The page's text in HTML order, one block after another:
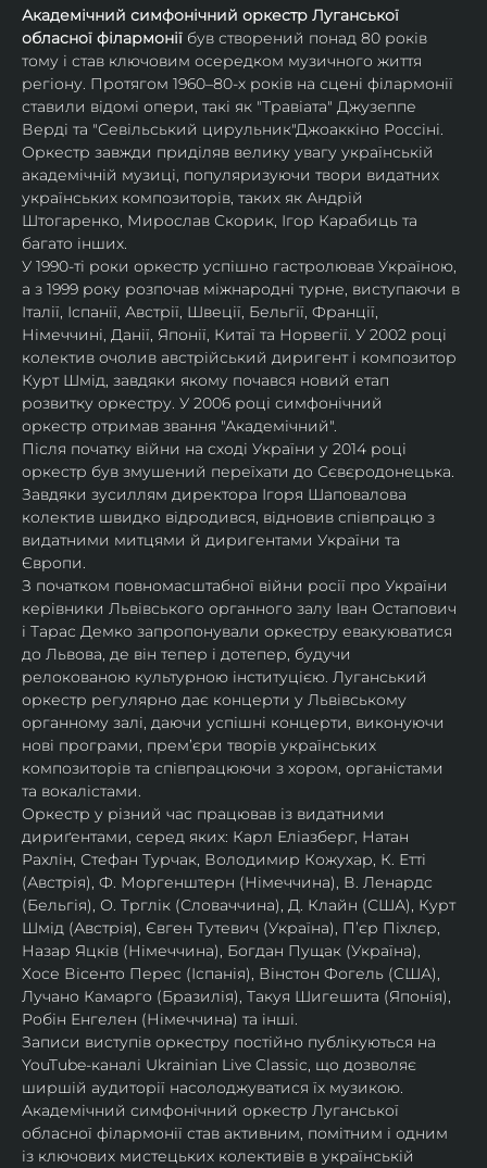
Академічний симфонічний оркестр Луганської
обласної філармонії був створений понад 80 років
тому і став ключовим осередком музичного життя
регіону. Протягом 1960–80-х років на сцені філармонії
ставили відомі опери, такі як "Травіата" Джузеппе
Верді та "Севільський цирульник"Джоаккіно Россіні.
Оркестр завжди приділяв велику увагу українській
академічній музиці, популяризуючи твори видатних
українських композиторів, таких як Андрій
Штогаренко, Мирослав Скорик, Ігор Карабиць та
багато інших.
У 1990-ті роки оркестр успішно гастролював Україною,
а з 1999 року розпочав міжнародні турне, виступаючи в
Італії, Іспанії, Австрії, Швеції, Бельгії, Франції,
Німеччині, Данії, Японії, Китаї та Норвегії. У 2002 році
колектив очолив австрійський диригент і композитор
Курт Шмід, завдяки якому почався новий етап
розвитку оркестру. У 2006 році симфонічний
оркестр отримав звання "Академічний".
Після початку війни на сході України у 2014 році
оркестр був змушений переїхати до Сєвєродонецька.
Завдяки зусиллям директора Ігоря Шаповалова
колектив швидко відродився, відновив співпрацю з
видатними митцями й диригентами України та
Європи.
З початком повномасштабної війни росії про України
керівники Львівського органного залу Іван Остапович
і Тарас Демко запропонували оркестру евакуюватися
до Львова, де він тепер і дотепер, будучи
релокованою культурною інституцією. Луганський
оркестр регулярно дає концерти у Львівському
органному залі, даючи успішні концерти, виконуючи
нові програми, прем’єри творів українських
композиторів та співпрацюючи з хором, органістами
та вокалістами.
Оркестр у різний час працював із видатними
дириґентами, серед яких: Карл Еліазберг, Натан
Рахлін, Стефан Турчак, Володимир Кожухар, К. Етті
(Австрія), Ф. Моргенштерн (Німеччина), В. Ленардс
(Бельгія), О. Трглік (Словаччина), Д. Клайн (США), Курт
Шмід (Австрія), Євген Тутевич (Україна), П’єр Піхлєр,
Назар Яцків (Німеччина), Богдан Пущак (Україна),
Хосе Вісенто Перес (Іспанія), Вінстон Фогель (США),
Лучано Камарго (Бразилія), Такуя Шигешита (Японія),
Робін Енгелен (Німеччина) та інші.
Записи виступів оркестру постійно публікуються на
YouTube-каналі Ukrainian Live Classic, що дозволяє
ширшій аудиторії насолоджуватися їх музикою​.
Академічний симфонічний оркестр Луганської
обласної філармонії став активним, помітним і одним
із ключових мистецьких колективів в українській